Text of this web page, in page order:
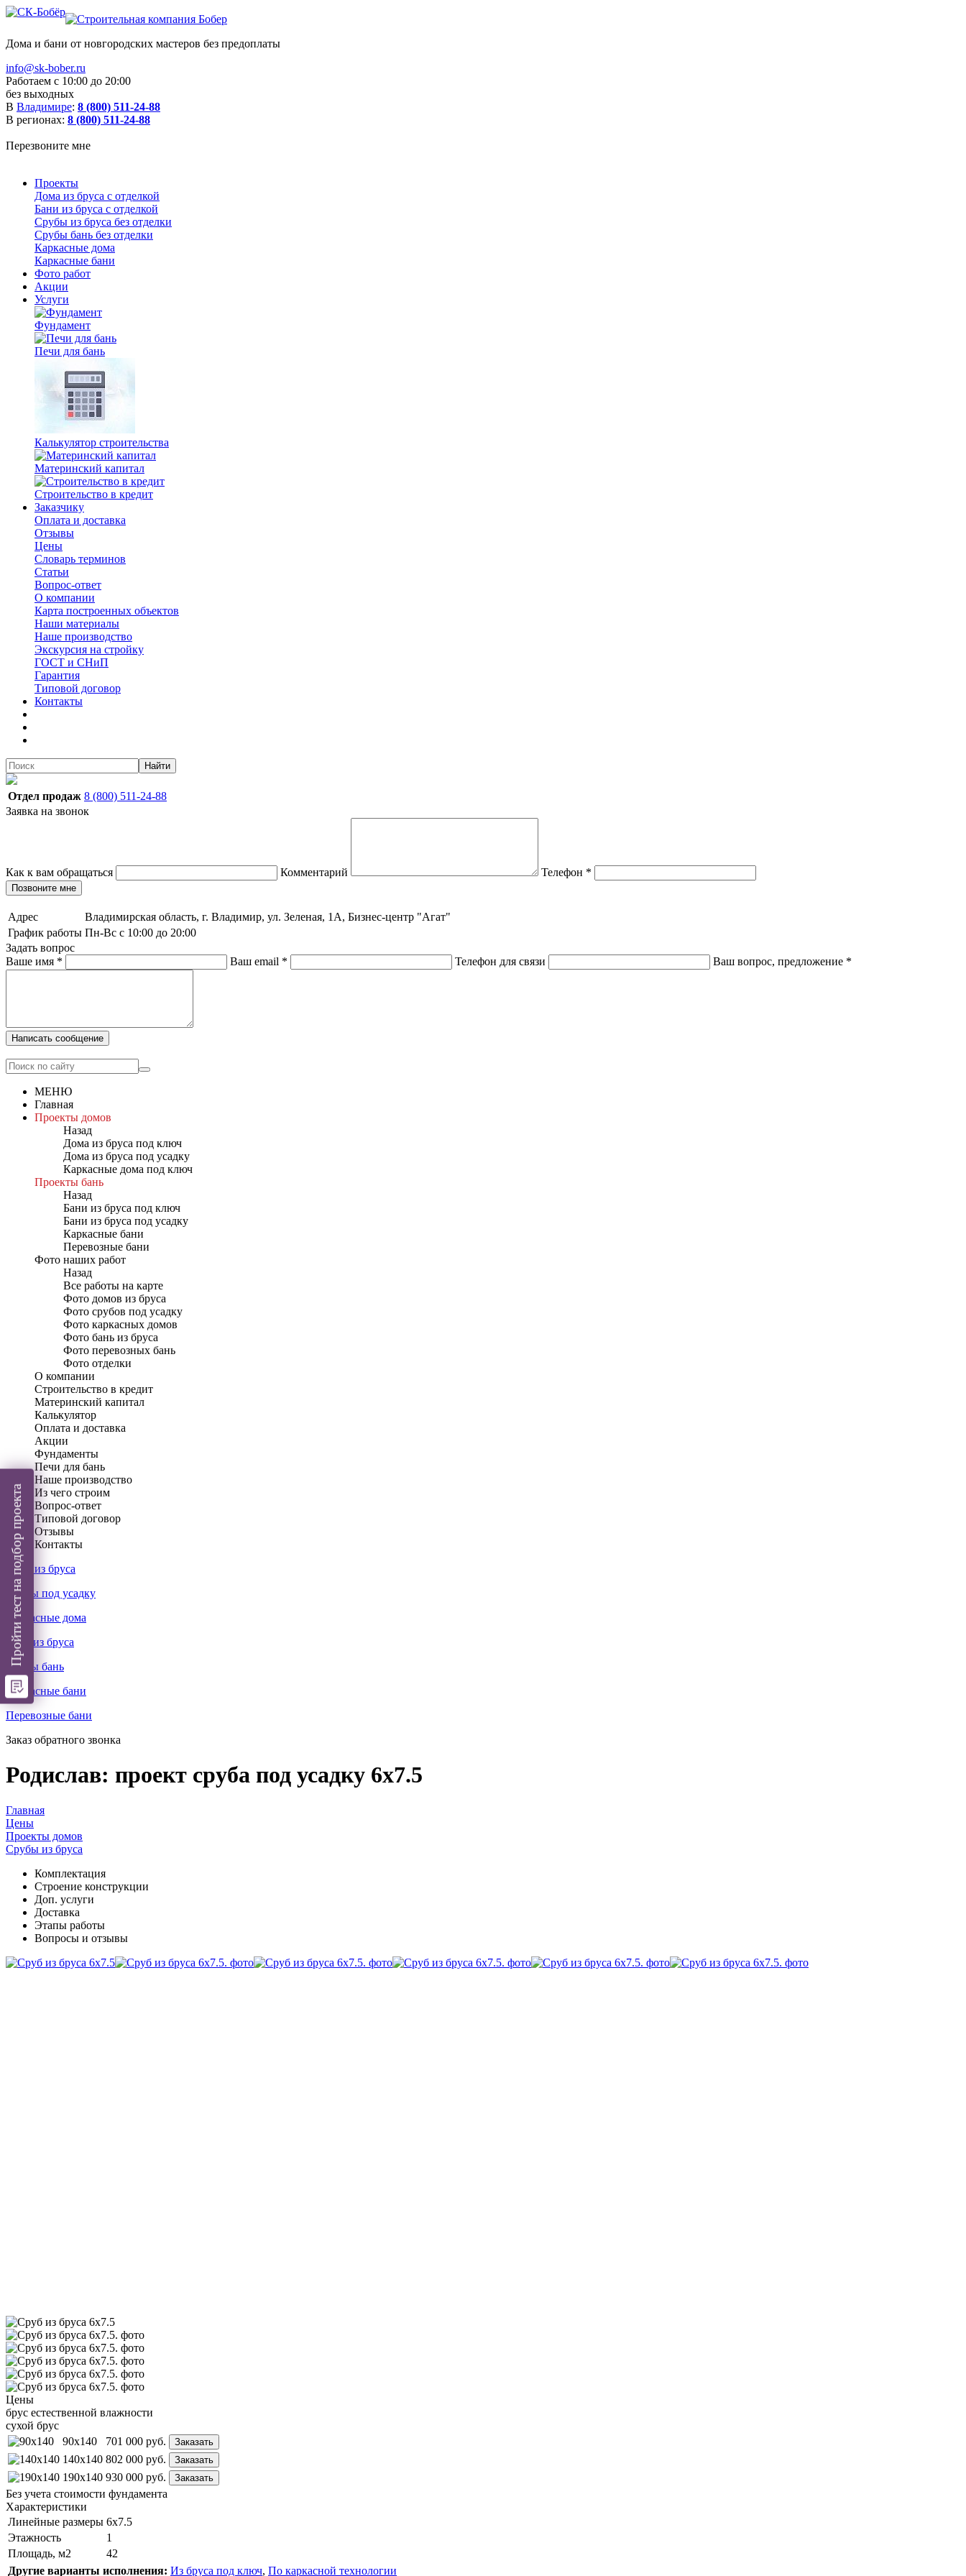
Дома и бани от новгородских мастеров без предоплаты
info@sk-bober.ru
Работаем с 10:00 до 20:00
без выходных
В Владимире: 8 (800) 511-24-88
В регионах: 8 (800) 511-24-88
Перезвоните мне
Проекты
Дома из бруса с отделкой
Бани из бруса с отделкой
Срубы из бруса без отделки
Срубы бань без отделки
Каркасные дома
Каркасные бани
Фото работ
Акции
Услуги
Фундамент
Печи для бань
Калькулятор строительства
Материнский капитал
Строительство в кредит
Заказчику
Оплата и доставка
Отзывы
Цены
Словарь терминов
Статьи
Вопрос-ответ
О компании
Карта построенных объектов
Наши материалы
Наше производство
Экскурсия на стройку
ГОСТ и СНиП
Гарантия
Типовой договор
Контакты
Найти
Отдел продаж 8 (800) 511-24-88
Заявка на звонок
Как к вам обращаться Комментарий Телефон *
Позвоните мне
Адрес
Владимирская область, г. Владимир, ул. Зеленая, 1А, Бизнес-центр "Агат"
График работы Пн-Вс с 10:00 до 20:00
Задать вопрос
Ваше имя * Ваш email * Телефон для связи Ваш вопрос, предложение *
Написать сообщение
МЕНЮ
Главная
Проекты домов
Назад
Дома из бруса под ключ
Дома из бруса под усадку
Каркасные дома под ключ
Проекты бань
Назад
Бани из бруса под ключ
Бани из бруса под усадку
Каркасные бани
Перевозные бани
Фото наших работ
Назад
Все работы на карте
Фото домов из бруса
Фото срубов под усадку
Фото каркасных домов
Фото бань из бруса
Фото перевозных бань
Фото отделки
О компании
Строительство в кредит
Материнский капитал
Калькулятор
Оплата и доставка
Акции
Фундаменты
Печи для бань
Наше производство
Из чего строим
Вопрос-ответ
Типовой договор
Отзывы
Контакты
Дома из бруса
Срубы под усадку
Каркасные дома
Бани из бруса
Срубы бань
Каркасные бани
Перевозные бани
Заказ обратного звонка
Родислав: проект сруба под усадку 6х7.5
Главная
Цены
Проекты домов
Срубы из бруса
Комплектация
Cтроение конструкции
Доп. услуги
Доставка
Этапы работы
Вопросы и отзывы
Цены
брус естественной влажности
сухой брус
90x140
701 000 руб. Заказать
140x140 802 000 руб. Заказать
190x140 930 000 руб. Заказать
Без учета стоимости фундамента
Характеристики
Линейные размеры 6х7.5
Этажность
1
Площадь, м2
42
Другие варианты исполнения: Из бруса под ключ, По каркасной технологии
Пройти тест на подбор проекта